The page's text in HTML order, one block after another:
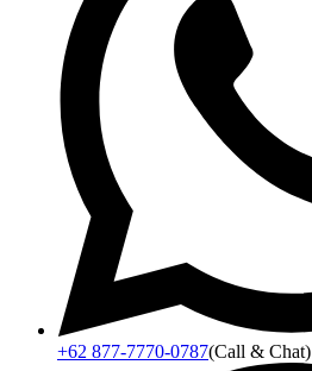
+62 877-7770-0787(Call & Chat)